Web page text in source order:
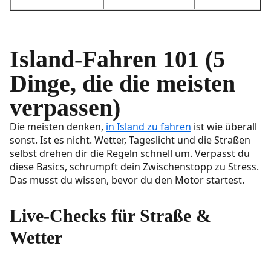
Island-Fahren 101 (5
Dinge, die die meisten
verpassen)
Die meisten denken, in Island zu fahren ist wie überall
sonst. Ist es nicht. Wetter, Tageslicht und die Straßen
selbst drehen dir die Regeln schnell um. Verpasst du
diese Basics, schrumpft dein Zwischenstopp zu Stress.
Das musst du wissen, bevor du den Motor startest.
Live-Checks für Straße &
Wetter